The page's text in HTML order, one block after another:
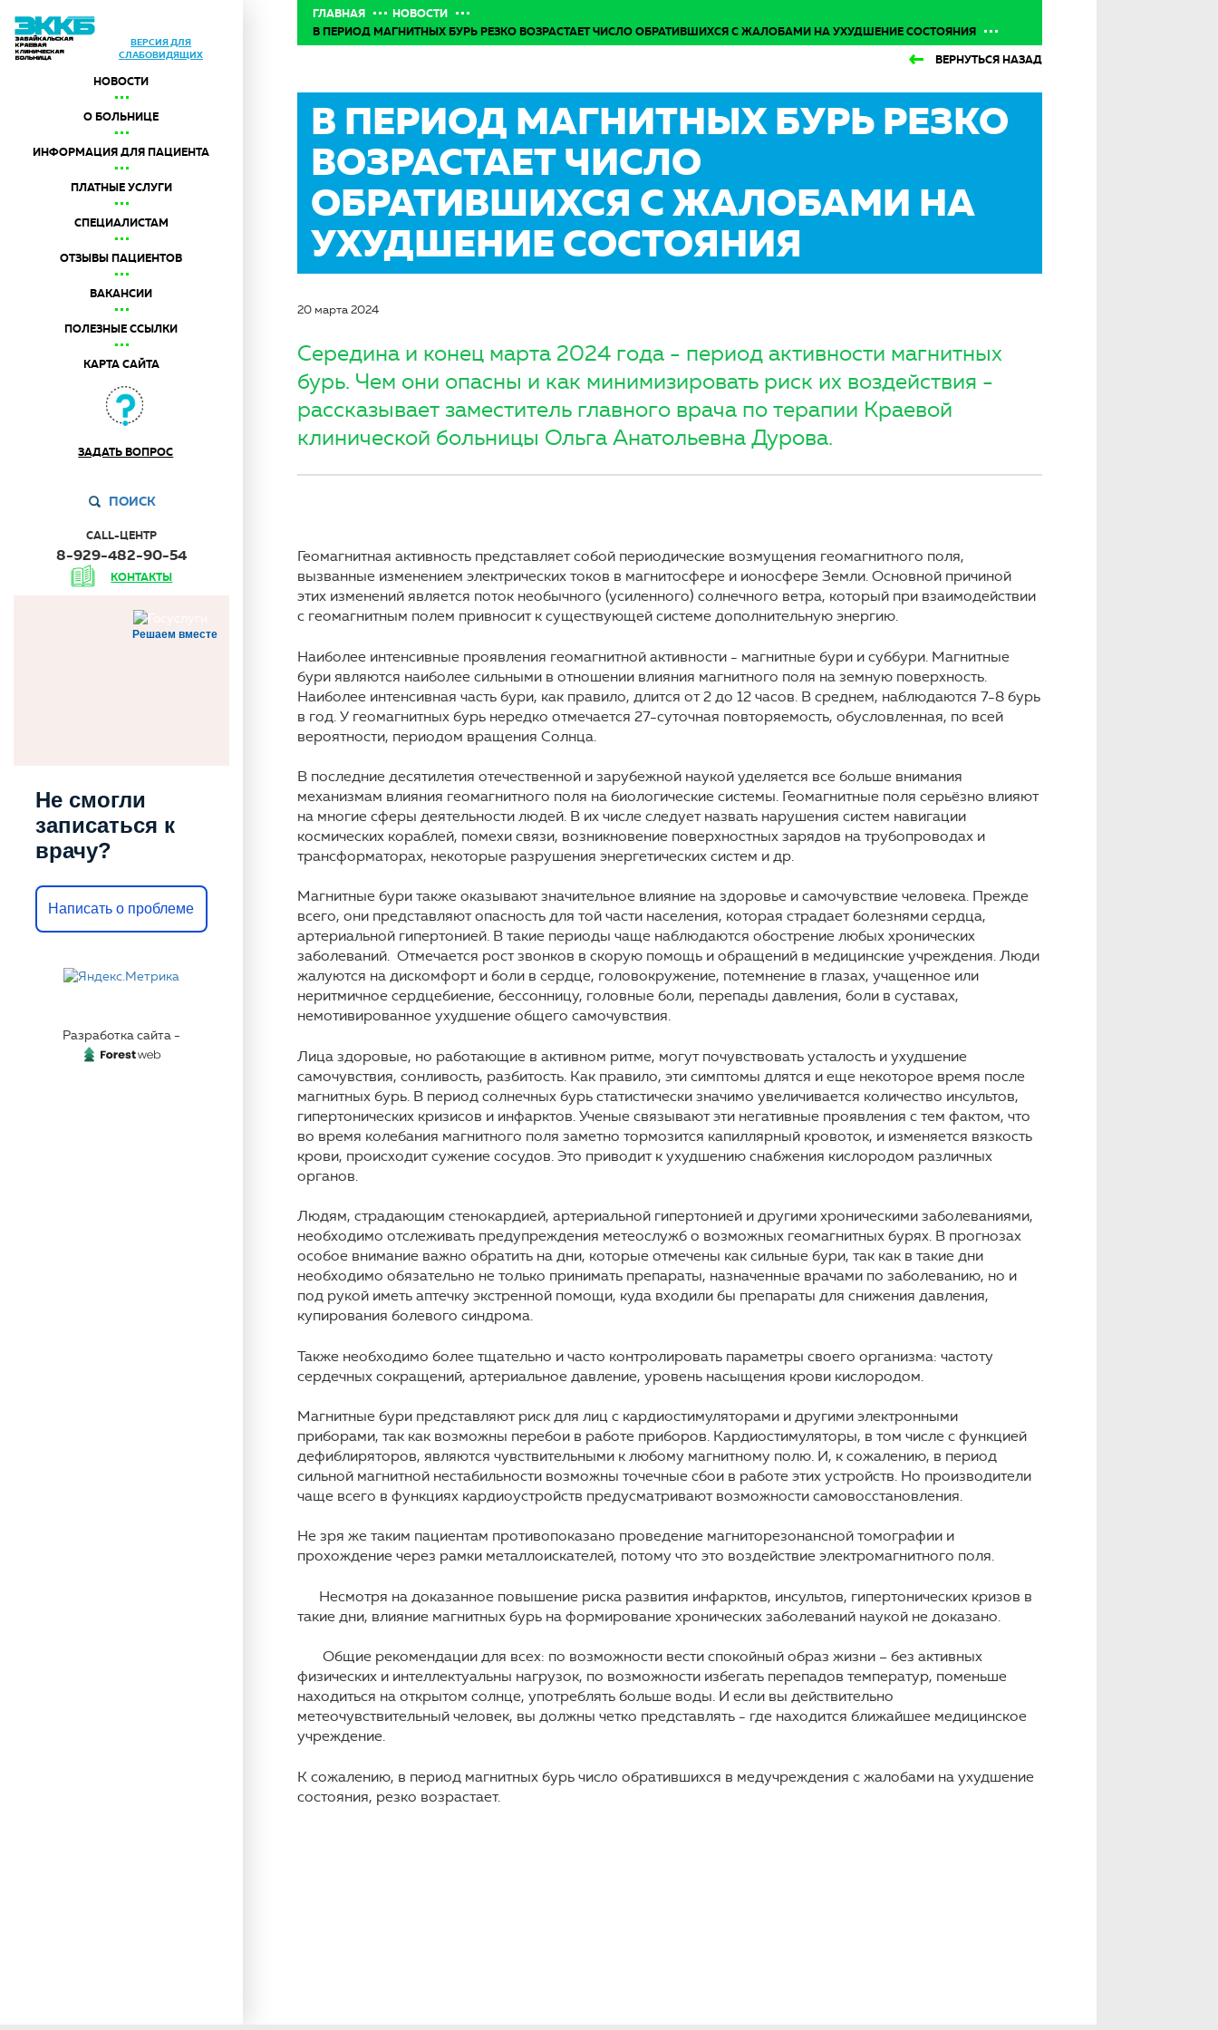
ВЕРСИЯ ДЛЯ
СЛАБОВИДЯЩИХ
НОВОСТИ
О БОЛЬНИЦЕ
ИНФОРМАЦИЯ ДЛЯ ПАЦИЕНТА
ПЛАТНЫЕ УСЛУГИ
СПЕЦИАЛИСТАМ
ОТЗЫВЫ ПАЦИЕНТОВ
ВАКАНСИИ
ПОЛЕЗНЫЕ ССЫЛКИ
КАРТА САЙТА
ЗАДАТЬ ВОПРОС
ПОИСК
CALL-ЦЕНТР
8-929-482-90-54
КОНТАКТЫ
Решаем вместе
Не смогли
записаться к
врачу?
Написать о проблеме
Разработка сайта -
ГЛАВНАЯ
НОВОСТИ
В ПЕРИОД МАГНИТНЫХ БУРЬ РЕЗКО ВОЗРАСТАЕТ ЧИСЛО ОБРАТИВШИХСЯ С ЖАЛОБАМИ НА УХУДШЕНИЕ СОСТОЯНИЯ
ВЕРНУТЬСЯ НАЗАД
В ПЕРИОД МАГНИТНЫХ БУРЬ РЕЗКО
ВОЗРАСТАЕТ ЧИСЛО
ОБРАТИВШИХСЯ С ЖАЛОБАМИ НА
УХУДШЕНИЕ СОСТОЯНИЯ
20 марта 2024
Середина и конец марта 2024 года - период активности магнитных
бурь. Чем они опасны и как минимизировать риск их воздействия -
рассказывает заместитель главного врача по терапии Краевой
клинической больницы Ольга Анатольевна Дурова.
Геомагнитная активность представляет собой периодические возмущения геомагнитного поля,
вызванные изменением электрических токов в магнитосфере и ионосфере Земли. Основной причиной
этих изменений является поток необычного (усиленного) солнечного ветра, который при взаимодействии
с геомагнитным полем привносит к существующей системе дополнительную энергию.
Наиболее интенсивные проявления геомагнитной активности - магнитные бури и суббури. Магнитные
бури являются наиболее сильными в отношении влияния магнитного поля на земную поверхность.
Наиболее интенсивная часть бури, как правило, длится от 2 до 12 часов. В среднем, наблюдаются 7-8 бурь
в год. У геомагнитных бурь нередко отмечается 27-суточная повторяемость, обусловленная, по всей
вероятности, периодом вращения Солнца.
В последние десятилетия отечественной и зарубежной наукой уделяется все больше внимания
механизмам влияния геомагнитного поля на биологические системы. Геомагнитные поля серьёзно влияют
на многие сферы деятельности людей. В их числе следует назвать нарушения систем навигации
космических кораблей, помехи связи, возникновение поверхностных зарядов на трубопроводах и
трансформаторах, некоторые разрушения энергетических систем и др.
Магнитные бури также оказывают значительное влияние на здоровье и самочувствие человека. Прежде
всего, они представляют опасность для той части населения, которая страдает болезнями сердца,
артериальной гипертонией. В такие периоды чаще наблюдаются обострение любых хронических
заболеваний. Отмечается рост звонков в скорую помощь и обращений в медицинские учреждения. Люди
жалуются на дискомфорт и боли в сердце, головокружение, потемнение в глазах, учащенное или
неритмичное сердцебиение, бессонницу, головные боли, перепады давления, боли в суставах,
немотивированное ухудшение общего самочувствия.
Лица здоровые, но работающие в активном ритме, могут почувствовать усталость и ухудшение
самочувствия, сонливость, разбитость. Как правило, эти симптомы длятся и еще некоторое время после
магнитных бурь. В период солнечных бурь статистически значимо увеличивается количество инсультов,
гипертонических кризисов и инфарктов. Ученые связывают эти негативные проявления с тем фактом, что
во время колебания магнитного поля заметно тормозится капиллярный кровоток, и изменяется вязкость
крови, происходит сужение сосудов. Это приводит к ухудшению снабжения кислородом различных
органов.
Людям, страдающим стенокардией, артериальной гипертонией и другими хроническими заболеваниями,
необходимо отслеживать предупреждения метеослужб о возможных геомагнитных бурях. В прогнозах
особое внимание важно обратить на дни, которые отмечены как сильные бури, так как в такие дни
необходимо обязательно не только принимать препараты, назначенные врачами по заболеванию, но и
под рукой иметь аптечку экстренной помощи, куда входили бы препараты для снижения давления,
купирования болевого синдрома.
Также необходимо более тщательно и часто контролировать параметры своего организма: частоту
сердечных сокращений, артериальное давление, уровень насыщения крови кислородом.
Магнитные бури представляют риск для лиц с кардиостимуляторами и другими электронными
приборами, так как возможны перебои в работе приборов. Кардиостимуляторы, в том числе с функцией
дефиблиряторов, являются чувствительными к любому магнитному полю. И, к сожалению, в период
сильной магнитной нестабильности возможны точечные сбои в работе этих устройств. Но производители
чаще всего в функциях кардиоустройств предусматривают возможности самовосстановления.
Не зря же таким пациентам противопоказано проведение магниторезонансной томографии и
прохождение через рамки металлоискателей, потому что это воздействие электромагнитного поля.
Несмотря на доказанное повышение риска развития инфарктов, инсультов, гипертонических кризов в
такие дни, влияние магнитных бурь на формирование хронических заболеваний наукой не доказано.
Общие рекомендации для всех: по возможности вести спокойный образ жизни – без активных
физических и интеллектуальны нагрузок, по возможности избегать перепадов температур, поменьше
находиться на открытом солнце, употреблять больше воды. И если вы действительно
метеочувствительный человек, вы должны четко представлять - где находится ближайшее медицинское
учреждение.
К сожалению, в период магнитных бурь число обратившихся в медучреждения с жалобами на ухудшение
состояния, резко возрастает.